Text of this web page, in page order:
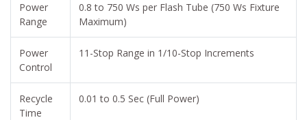
Power
Range
0.8 to 750 Ws per Flash Tube (750 Ws Fixture
Maximum)
Power
Control
11-Stop Range in 1/10-Stop Increments
Recycle
Time
0.01 to 0.5 Sec (Full Power)